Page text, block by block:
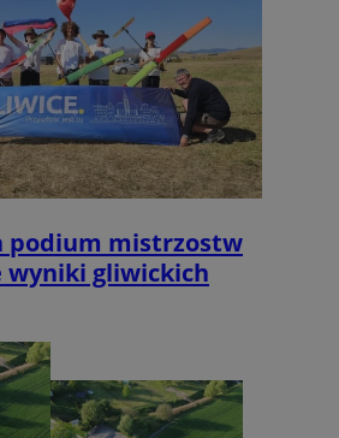
podium mistrzostw
wyniki gliwickich